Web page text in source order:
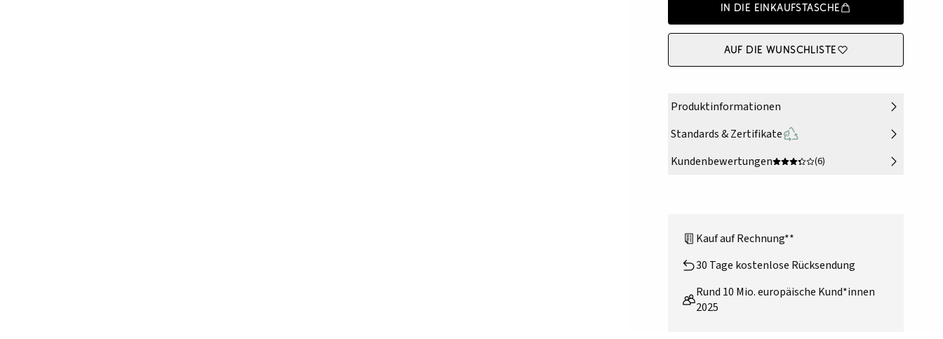
In die Einkaufstasche
Auf die Wunschliste
Produktinformationen
Standards & Zertifikate
Kundenbewertungen
(6)
Kauf auf Rechnung**
30 Tage kostenlose Rücksendung
Rund 10 Mio. europäische Kund*innen
2025